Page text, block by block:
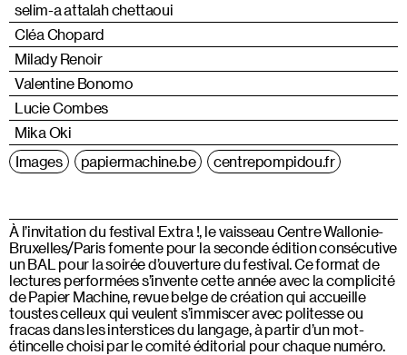
selim-a attalah chettaoui
Cléa Chopard
Milady Renoir
Valentine Bonomo
Lucie Combes
Mika Oki
Images
papiermachine.be centrepompidou.fr
À l’invitation du festival Extra !, le vaisseau Centre Wallonie-
Bruxelles/Paris fomente pour la seconde édition consécutive
un BAL pour la soirée d’ouverture du festival. Ce format de
lectures performées s’invente cette année avec la complicité
de Papier Machine, revue belge de création qui accueille
toustes celleux qui veulent s’immiscer avec politesse ou
fracas dans les interstices du langage, à partir d’un mot-
étincelle choisi par le comité éditorial pour chaque numéro.